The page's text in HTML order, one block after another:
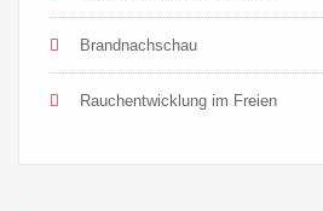
Brandnachschau
Rauchentwicklung im Freien